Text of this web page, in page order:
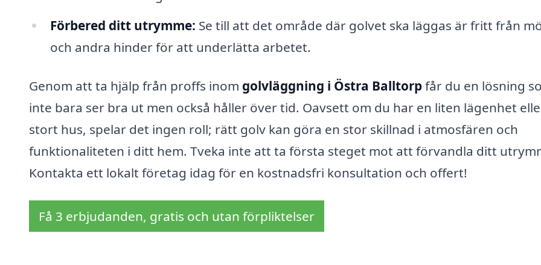
Förbered ditt utrymme: Se till att det område där golvet ska läggas är fritt från
och andra hinder för att underlätta arbetet.
Genom att ta hjälp från proffs inom golvläggning i Östra Balltorpfår du en lösning
inte bara ser bra ut men också håller över tid. Oavsett om du har en liten lägenhet
stort hus, spelar det ingen roll; rätt golv kan göra en stor skillnad i atmosfären och
funktionaliteten i ditt hem. Tveka inte att ta första steget mot att förvandla ditt
Kontakta ett lokalt företag idag för en kostnadsfri konsultation och offert!
Få 3 erbjudanden, gratis och utan förpliktelser